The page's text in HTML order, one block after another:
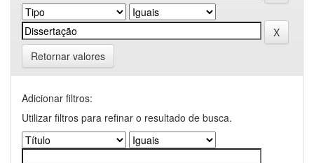
Retornar valores
Adicionar filtros:
Utilizar filtros para refinar o resultado de busca.